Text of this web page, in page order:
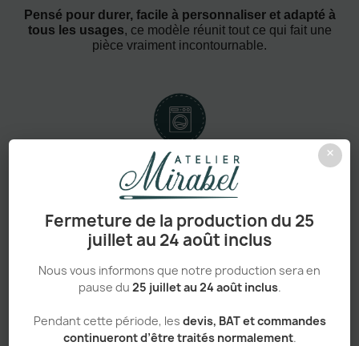
×
Fermeture de la production du 25
juillet au 24 août inclus
Nous vous informons que notre production sera en
pause du 25 juillet au 24 août inclus.
Pendant cette période, les devis, BAT et commandes
continueront d’être traités normalement.
Pensé pour durer, facile à personnaliser et adapté à
tous les usages, ce modèle réunit tout ce qui fait une
pièce vraiment incontournable.
Confort absolu & durabilité renforcée